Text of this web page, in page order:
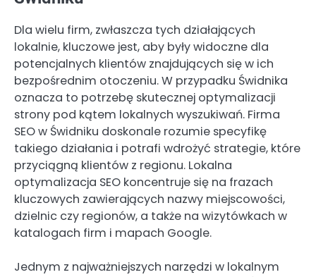
Dla wielu firm, zwłaszcza tych działających
lokalnie, kluczowe jest, aby były widoczne dla
potencjalnych klientów znajdujących się w ich
bezpośrednim otoczeniu. W przypadku Świdnika
oznacza to potrzebę skutecznej optymalizacji
strony pod kątem lokalnych wyszukiwań. Firma
SEO w Świdniku doskonale rozumie specyfikę
takiego działania i potrafi wdrożyć strategie, które
przyciągną klientów z regionu. Lokalna
optymalizacja SEO koncentruje się na frazach
kluczowych zawierających nazwy miejscowości,
dzielnic czy regionów, a także na wizytówkach w
katalogach firm i mapach Google.
Jednym z najważniejszych narzędzi w lokalnym